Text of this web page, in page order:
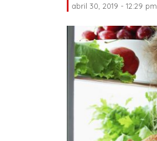
abril 30, 2019 - 12:29 pm